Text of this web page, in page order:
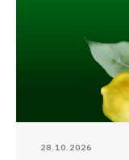
28.10.2026